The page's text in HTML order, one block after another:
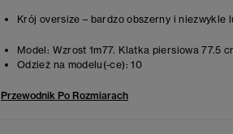
Krój oversize – bardzo obszerny i niezwykle
Model: Wzrost 1m77. Klatka piersiowa 77.5
Odzież na modelu(-ce): 10
Przewodnik Po Rozmiarach